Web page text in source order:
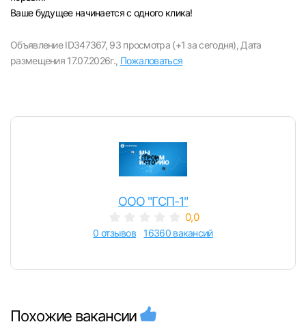
Вход в личный кабинет
Войдите в личный кабинет, чтобы
вакансии с контактами и оставлять отклики
E-mail или Телефон
Ваше будущее начинается с одного клика!
Объявление ID347367, 93 просмотра (+1 за сегодня), Дата
размещения 17.07.2026г., Пожаловаться
ООО "ГСП-1"
0,0
0 отзывов 16360 вакансий
Похожие вакансии